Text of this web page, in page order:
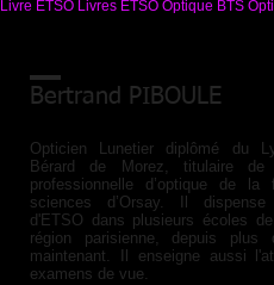
Livre ETSO Livres ETSO Optique BTS
Bertrand PIBOULE
Opticien Lunetier diplômé du
Bérard de Morez, titulaire
professionnelle d’optique de la
sciences d’Orsay. Il
d'ETSO dans plusieurs écoles
région parisienne, depuis
maintenant. Il enseigne aussi
examens de vue.